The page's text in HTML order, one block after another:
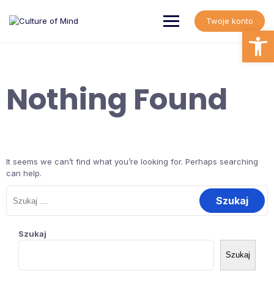
content
Twoje konto
Nothing Found
It seems we can’t find what you’re looking for. Perhaps searching
can help.
Szukaj:
Szukaj
Szukaj